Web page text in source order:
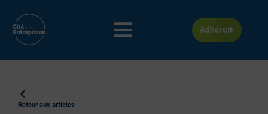
contenu
Adhérer
Retour aux articles